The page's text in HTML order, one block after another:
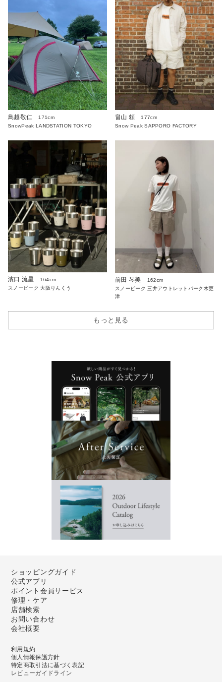
鳥越敬仁
171cm
SnowPeak LANDSTATION TOKYO
畠山 頼
177cm
Snow Peak SAPPORO FACTORY
濱口 流星
164cm
スノーピーク 大阪りんくう
前田 琴美
162cm
スノーピーク 三井アウトレットパーク木更
津
もっと見る
ショッピングガイド
公式アプリ
ポイント会員サービス
修理・ケア
店舗検索
お問い合わせ
会社概要
利用規約
個人情報保護方針
特定商取引法に基づく表記
レビューガイドライン